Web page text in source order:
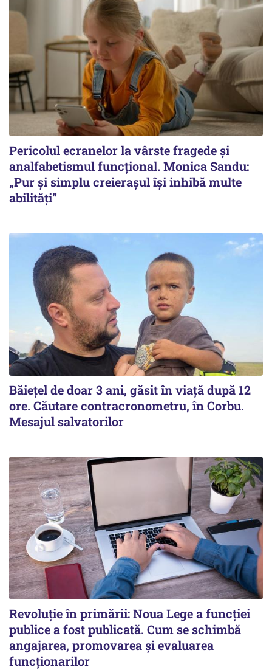
Pericolul ecranelor la vârste fragede și
analfabetismul funcțional. Monica Sandu:
„Pur și simplu creierașul își inhibă multe
abilități”
Băiețel de doar 3 ani, găsit în viață după 12
ore. Căutare contracronometru, în Corbu.
Mesajul salvatorilor
Revoluție în primării: Noua Lege a funcției
publice a fost publicată. Cum se schimbă
angajarea, promovarea și evaluarea
funcționarilor